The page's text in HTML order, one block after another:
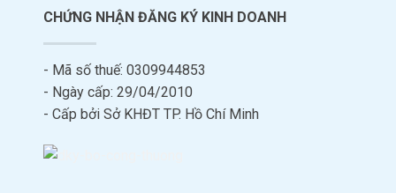
CHỨNG NHẬN ĐĂNG KÝ KINH DOANH
- Mã số thuế: 0309944853
- Ngày cấp: 29/04/2010
- Cấp bởi Sở KHĐT TP. Hồ Chí Minh